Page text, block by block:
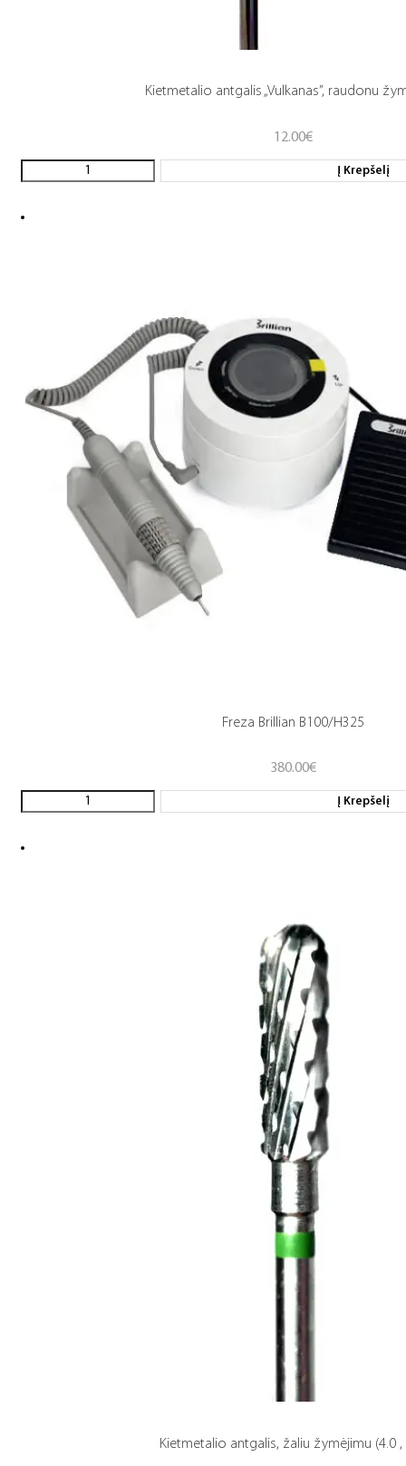
Kietmetalio antgalis „Vulkanas”, raudonu
12.00€
Į Krepšelį
Freza Brillian B100/H325
380.00€
Į Krepšelį
Kietmetalio antgalis, žaliu žymėjimu (4.0 ,